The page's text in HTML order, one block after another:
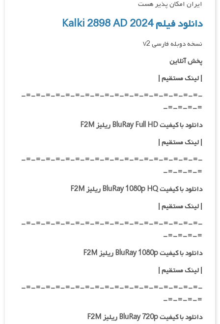
ایران امکان پذیر هست
دانلود فیلم Kalki 2898 AD 2024
نسخه دوبله فارسی v2
پخش آنلاین
| لینک مستقیم|
-=-=-=-=-=-=-=-=-=-=-=-=-=-=-=-=-=-=-
=-=-=-=-
دانلود با کیفیت BluRay Full HD ریلیز F2M
|لینک مستقیم|
-=-=-=-=-=-=-=-=-=-=-=-=-=-=-=-=-=-=-
=-=-=-=-
دانلود با کیفیت BluRay 1080p HQ ریلیز F2M
|لینک مستقیم|
-=-=-=-=-=-=-=-=-=-=-=-=-=-=-=-=-=-=-
=-=-=-=-
دانلود با کیفیت BluRay 1080p ریلیز F2M
|لینک مستقیم|
-=-=-=-=-=-=-=-=-=-=-=-=-=-=-=-=-=-=-
=-=-=-=-
دانلود با کیفیت BluRay 720p ریلیز F2M